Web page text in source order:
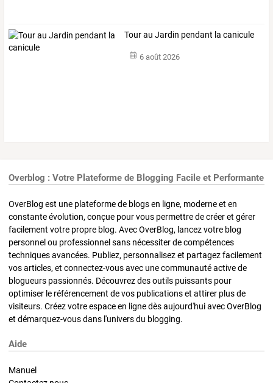
Tour au Jardin pendant la canicule
6 août 2026
Overblog : Votre Plateforme de Blogging Facile et Performante
OverBlog est une plateforme de blogs en ligne, moderne et en
constante évolution, conçue pour vous permettre de créer et gérer
facilement votre propre blog. Avec OverBlog, lancez votre blog
personnel ou professionnel sans nécessiter de compétences
techniques avancées. Publiez, personnalisez et partagez facilement
vos articles, et connectez-vous avec une communauté active de
blogueurs passionnés. Découvrez des outils puissants pour
optimiser le référencement de vos publications et attirer plus de
visiteurs. Créez votre espace en ligne dès aujourd'hui avec OverBlog
et démarquez-vous dans l'univers du blogging.
Aide
Manuel